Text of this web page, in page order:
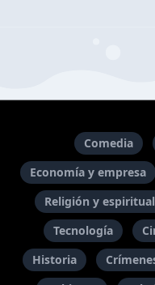
Comedia
Economía y empresa
Religión y
Tecnología
Historia